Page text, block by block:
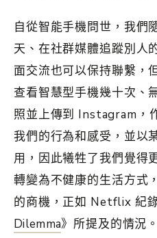
自從智能手機問世，我們
天、在社群媒體追蹤別人
面交流也可以保持聯繫，
查看智慧型手機幾十次、
照並上傳到 Instagram，
我們的行為和感受，並以
用，因此犧牲了我們覺得
轉變為不健康的生活方式
的商機，正如 Netflix 紀
Dilemma》所提及的情況。